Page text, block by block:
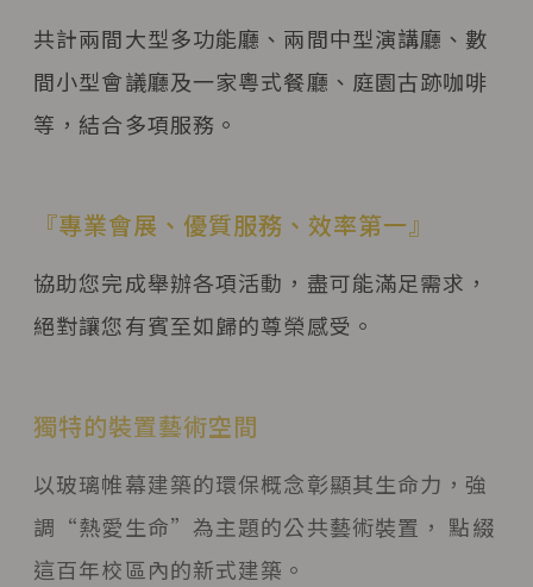
共計兩間大型多功能廳、兩間中型演講廳、數
間小型會議廳及一家粵式餐廳、庭園古跡咖啡
等，結合多項服務。
『專業會展、優質服務、效率第一』
協助您完成舉辦各項活動，盡可能滿足需求，
絕對讓您有賓至如歸的尊榮感受。
獨特的裝置藝術空間
以玻璃帷幕建築的環保概念彰顯其生命力，強
調“熱愛生命”為主題的公共藝術裝置， 點綴
這百年校區內的新式建築。